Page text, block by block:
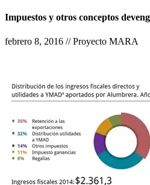
Impuestos y otros conceptos
febrero 8, 2016 // Proyecto MARA